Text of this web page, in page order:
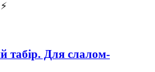
табір. Для слалом-